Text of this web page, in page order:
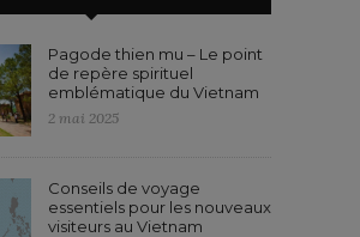
Pagode thien mu – Le point
de repère spirituel
emblématique du Vietnam
2 mai 2025
Conseils de voyage
essentiels pour les nouveaux
visiteurs au Vietnam